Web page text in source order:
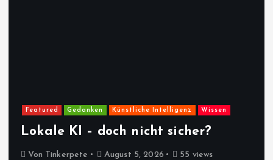
Featured Gedanken Künstliche Intelligenz Wissen
Lokale KI – doch nicht sicher?
Von Tinkerpete August 5, 2026 55 views